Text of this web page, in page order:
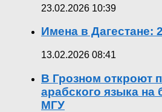
23.02.2026 10:39
Имена в Дагестане:
13.02.2026 08:41
В Грозном откроют
арабского языка на
МГУ